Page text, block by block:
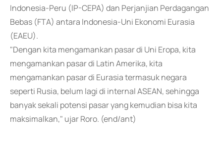
Indonesia-Peru (IP-CEPA) dan Perjanjian Perdagangan
Bebas (FTA) antara Indonesia-Uni Ekonomi Eurasia
(EAEU).
"Dengan kita mengamankan pasar di Uni Eropa, kita
mengamankan pasar di Latin Amerika, kita
mengamankan pasar di Eurasia termasuk negara
seperti Rusia, belum lagi di internal ASEAN, sehingga
banyak sekali potensi pasar yang kemudian bisa kita
maksimalkan," ujar Roro. (end/ant)